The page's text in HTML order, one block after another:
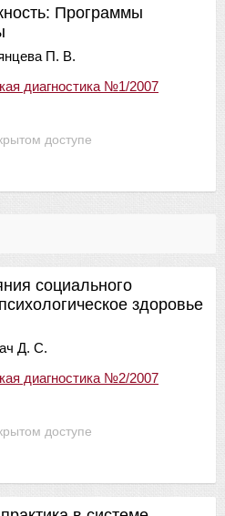
доступе
Программы
П. В.
диагностика №1/2007
доступе
социального
здоровье
Д. С.
диагностика №2/2007